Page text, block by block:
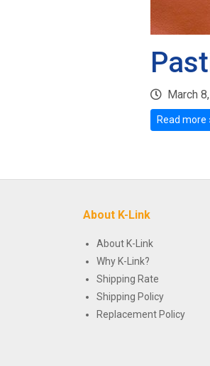
March
Read more
About K-Link
About K-Link
Why K-Link?
Shipping Rate
Shipping Policy
Replacement Policy